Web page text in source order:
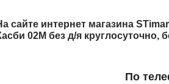
сайте интернет магазина
02М без д/я круглосуточно,
По